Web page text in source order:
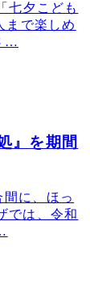
七夕こども
まで楽しめ
…
』を期間
に、ほっ
では、令和